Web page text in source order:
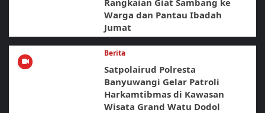
Warga dan Pantau Ibadah
Jumat
Berita
Satpolairud Polresta
Banyuwangi Gelar Patroli
Harkamtibmas di Kawasan
Wisata Grand Watu Dodol